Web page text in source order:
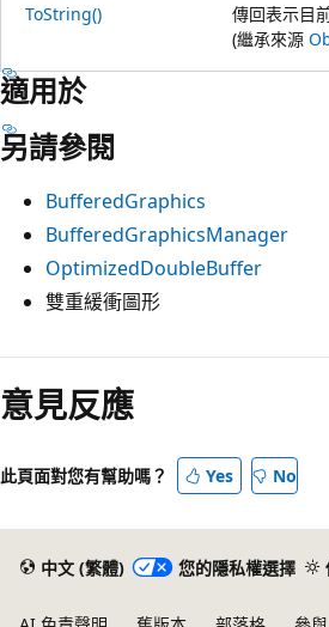
ToString()
傳回表示目
(繼承來源
適用於
另請參閱
BufferedGraphics
BufferedGraphicsManager
OptimizedDoubleBuffer
雙重緩衝圖形
意見反應
此頁面對您有幫助嗎？ Yes No
中文 (繁體) 您的隱私權選擇